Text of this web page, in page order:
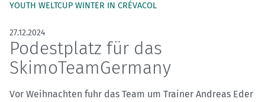
YOUTH WELTCUP WINTER IN CRÉVACOL
27.12.2024
Podestplatz für das
SkimoTeamGermany
Vor Weihnachten fuhr das Team um Trainer Andreas Eder